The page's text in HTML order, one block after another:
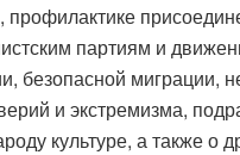
профилактике
партиям и
безопасной миграции,
и экстремизма,
культуре, а также о